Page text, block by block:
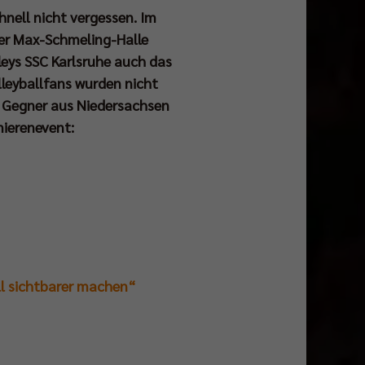
nicht vergessen. Im
Max-Schmeling-Halle
SSC Karlsruhe auch das
wurden nicht
aus Niedersachsen
sichtbarer machen“